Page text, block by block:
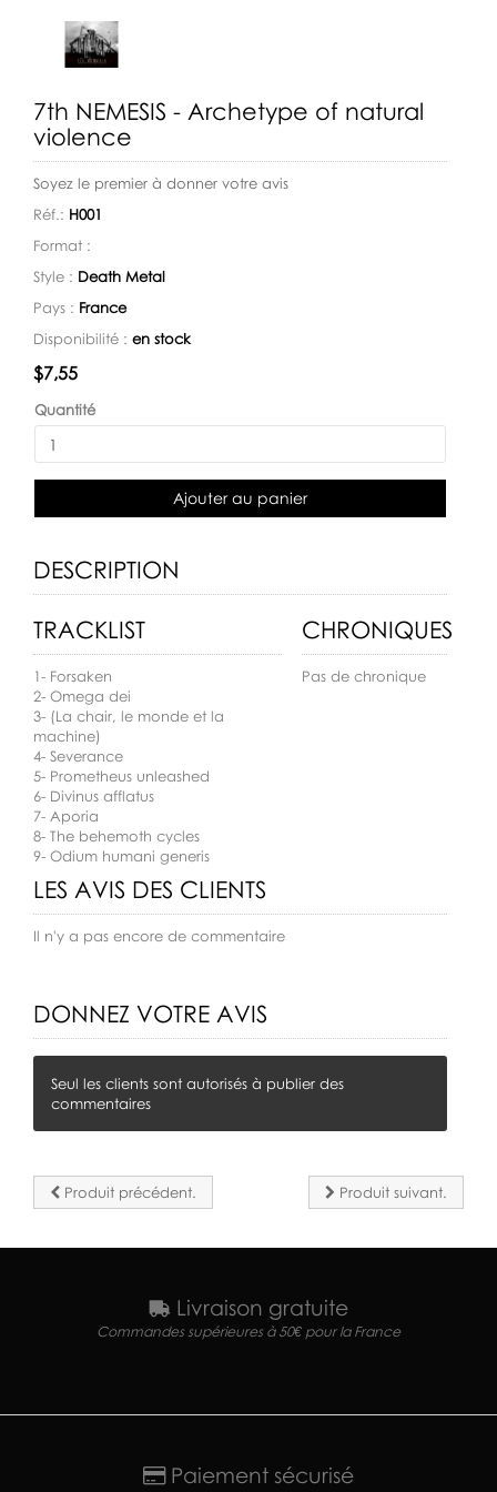
7th NEMESIS - Archetype of natural
violence
Soyez le premier à donner votre avis
Réf.: H001
Format :
Style : Death Metal
Pays : France
Disponibilité : en stock
Disponibilité:
$7,55
Quantité
Ajouter au panier
DESCRIPTION
TRACKLIST
1- Forsaken
2- Omega dei
3- (La chair, le monde et la
machine)
4- Severance
5- Prometheus unleashed
6- Divinus afflatus
7- Aporia
8- The behemoth cycles
9- Odium humani generis
CHRONIQUES
Pas de chronique
LES AVIS DES CLIENTS
Il n'y a pas encore de commentaire
DONNEZ VOTRE AVIS
Seul les clients sont autorisés à publier des
commentaires
Produit précédent. Produit suivant.
Livraison gratuite
Commandes supérieures à 50€ pour la France
Paiement sécurisé